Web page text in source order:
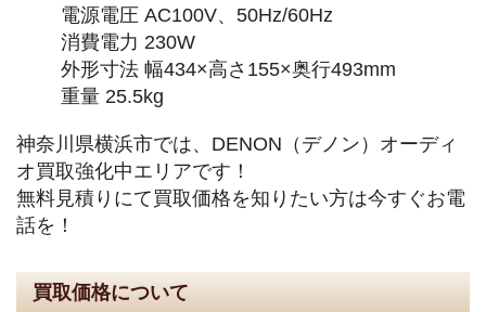
電源電圧 AC100V、50Hz/60Hz
消費電力 230W
外形寸法 幅434×高さ155×奥行493mm
重量 25.5kg
神奈川県横浜市では、DENON（デノン）オーディ
オ買取強化中エリアです！
無料見積りにて買取価格を知りたい方は今すぐお電
話を！
買取価格について